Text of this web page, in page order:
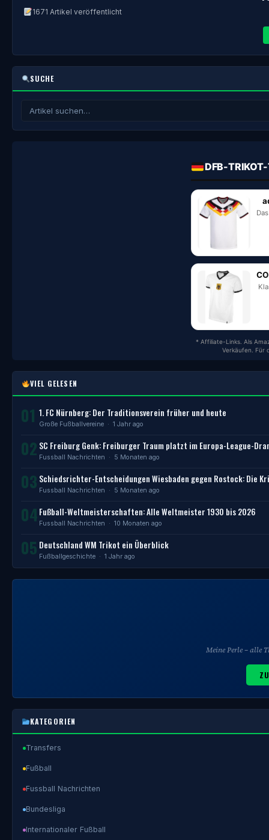
1671 Artikel veröffentlicht
SUCHE
DFB-
* Affiliate-Links. Als
Verkäufen. Für
VIEL GELESEN
01 1. FC Nürnberg: Der Traditionsverein früher und heute
Große Fußballvereine · 1 Jahr ago
02 SC Freiburg Genk: Freiburger Traum platzt im Europa-League-
Fussball Nachrichten · 5 Monaten ago
03 Schiedsrichter-Entscheidungen Wiesbaden gegen Rostock: Die
Fussball Nachrichten · 5 Monaten ago
04 Fußball-Weltmeisterschaften: Alle Weltmeister 1930 bis 2026
Fussball Nachrichten · 10 Monaten ago
05 Deutschland WM Trikot ein Überblick
Fußballgeschichte · 1 Jahr ago
Meine Perle – alle
KATEGORIEN
Transfers
Fußball
Fussball Nachrichten
Bundesliga
Internationaler Fußball